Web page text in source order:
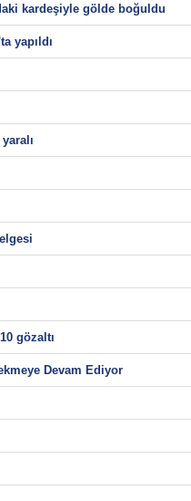
kardeşiyle gölde boğuldu
yapıldı
gözaltı
Devam Ediyor